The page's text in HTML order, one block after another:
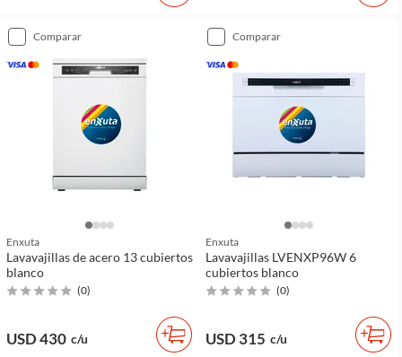
comparar
Enxuta
Lavavajillas de acero 13 cubiertos
blanco
(0)
USD 430 c/u
comparar
Enxuta
Lavavajillas LVENXP96W 6
cubiertos blanco
(0)
USD 315 c/u